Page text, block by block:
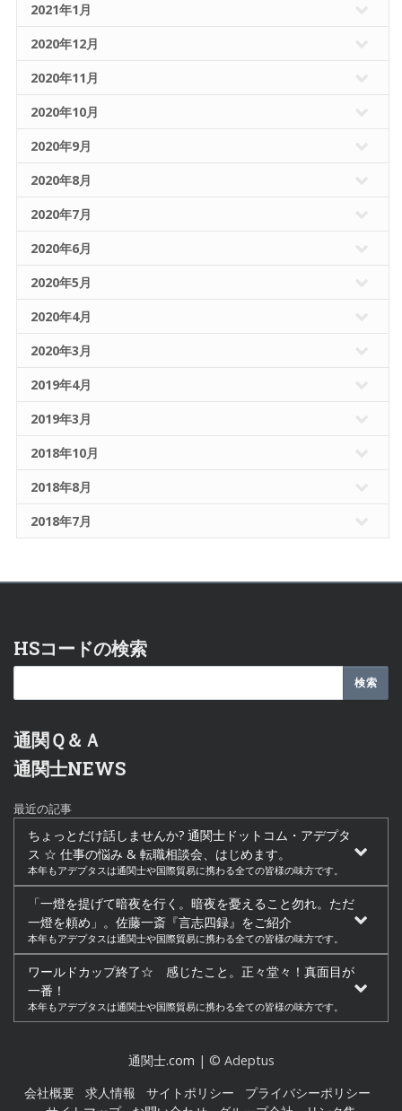
2021年1月
2020年12月
2020年11月
2020年10月
2020年9月
2020年8月
2020年7月
2020年6月
2020年5月
2020年4月
2020年3月
2019年4月
2019年3月
2018年10月
2018年8月
2018年7月
HSコードの検索
通関Ｑ＆Ａ
通関士NEWS
最近の記事
ちょっとだけ話しませんか? 通関士ドットコム・アデプタ
ス ☆ 仕事の悩み & 転職相談会、はじめます。
本年もアデプタスは通関士や国際貿易に携わる全ての皆様の味方です。
「一燈を提げて暗夜を行く。暗夜を憂えること勿れ。ただ
一燈を頼め」。佐藤一斎『言志四録』をご紹介
本年もアデプタスは通関士や国際貿易に携わる全ての皆様の味方です。
ワールドカップ終了☆ 感じたこと。正々堂々！真面目が
一番！
本年もアデプタスは通関士や国際貿易に携わる全ての皆様の味方です。
通関士.com | © Adeptus
会社概要
求人情報 サイトポリシー
プライバシーポリシー